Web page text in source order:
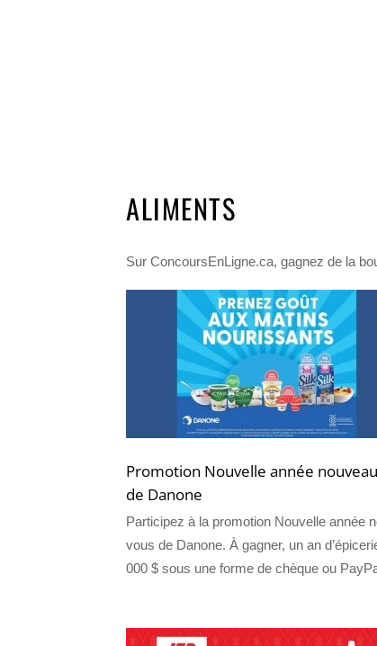
ALIMENTS
Sur ConcoursEnLigne.ca, gagnez de la
Promotion Nouvelle année
de Danone
Participez à la promotion Nouvelle année
vous de Danone. À gagner, un an
000 $ sous une forme de chèque ou